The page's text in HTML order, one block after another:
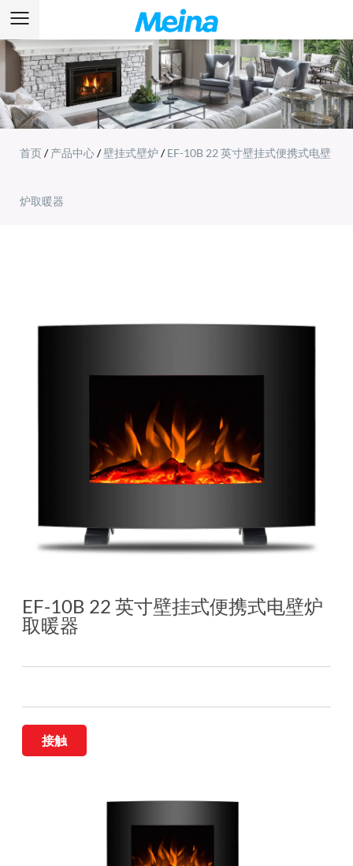
首页/产品中心/壁挂式壁炉 /EF-10B 22 英寸壁挂式便携式电壁
炉取暖器
EF-10B 22 英寸壁挂式便携式电壁炉
取暖器
接触